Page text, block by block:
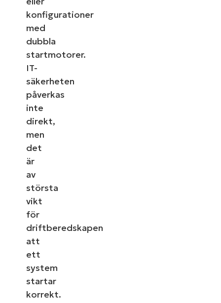
konfigurationer
med
dubbla
startmotorer.
IT-
säkerheten
påverkas
inte
direkt,
men
det
är
av
största
vikt
för
driftberedskapen
att
ett
system
startar
korrekt.